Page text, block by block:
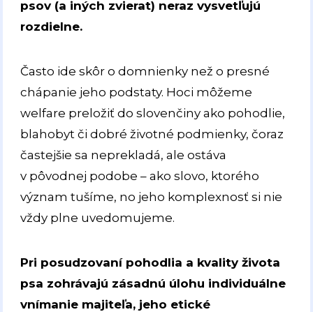
psov (a iných zvierat) neraz vysvetľujú
rozdielne.
Často ide skôr o domnienky než o presné
chápanie jeho podstaty. Hoci môžeme
welfare preložiť do slovenčiny ako pohodlie,
blahobyt či dobré životné podmienky, čoraz
častejšie sa neprekladá, ale ostáva
v pôvodnej podobe – ako slovo, ktorého
význam tušíme, no jeho komplexnosť si nie
vždy plne uvedomujeme.
Pri posudzovaní pohodlia a kvality života
psa zohrávajú zásadnú úlohu individuálne
vnímanie majiteľa, jeho etické